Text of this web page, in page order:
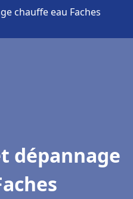
chauffe eau Faches
dépannage